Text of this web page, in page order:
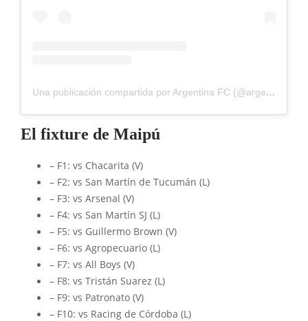
Una publicación compartida por Argentina FC (@argentinafcok1)
El fixture de Maipú
– F1: vs Chacarita (V)
– F2: vs San Martín de Tucumán (L)
– F3: vs Arsenal (V)
– F4: vs San Martín SJ (L)
– F5: vs Guillermo Brown (V)
– F6: vs Agropecuario (L)
– F7: vs All Boys (V)
– F8: vs Tristán Suarez (L)
– F9: vs Patronato (V)
– F10: vs Racing de Córdoba (L)